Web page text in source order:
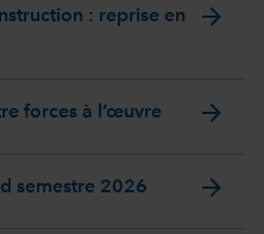
: reprise en
arrow_forward
forces à l’œuvre arrow_forward
semestre 2026 arrow_forward